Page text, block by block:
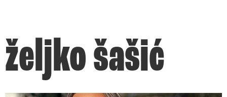
željko šašić